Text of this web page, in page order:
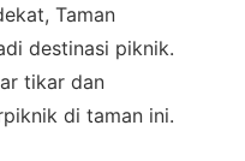
Taman
destinasi piknik.
tikar dan
di taman ini.